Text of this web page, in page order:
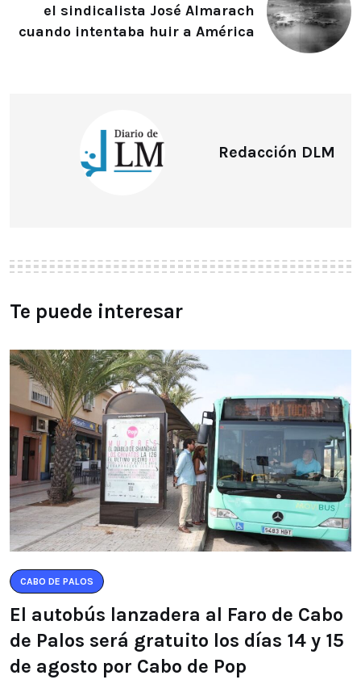
el sindicalista José Almarach
cuando intentaba huir a América
Redacción DLM
Te puede interesar
CABO DE PALOS
El autobús lanzadera al Faro de Cabo
de Palos será gratuito los días 14 y 15
de agosto por Cabo de Pop